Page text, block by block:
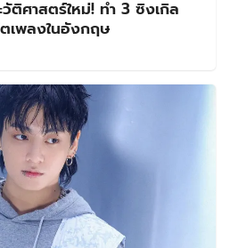
ติศาสตร์ใหม่! ทำ 3 ซิงเกิล
เพลงในอังกฤษ